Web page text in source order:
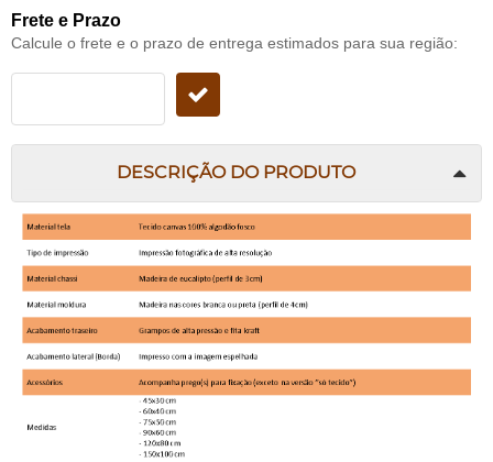
Frete e Prazo
Calcule o frete e o prazo de entrega estimados para sua região:
DESCRIÇÃO DO PRODUTO